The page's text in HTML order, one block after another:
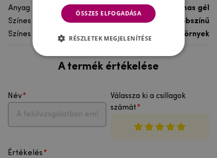
Anyag
rugalmas gél
Színes
többszínű
Színes motívum
Szörnyek
A termék értékelése
Név
Válassza ki a csillagok
számát
Értékelés
ÖSSZES ELFOGADÁSA
RÉSZLETEK MEGJELENÍTÉSE